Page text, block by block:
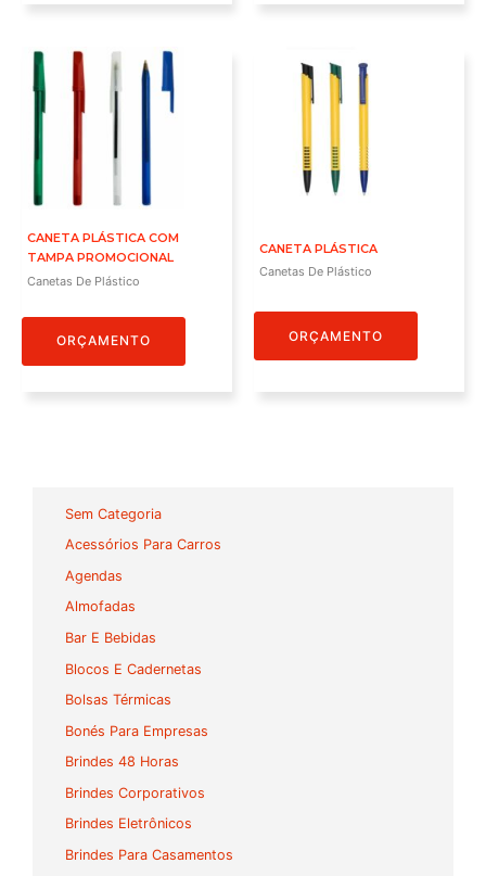
Sem Categoria
Acessórios Para Carros
Agendas
Almofadas
Bar E Bebidas
Blocos E Cadernetas
Bolsas Térmicas
Bonés Para Empresas
Brindes 48 Horas
Brindes Corporativos
Brindes Eletrônicos
Brindes Para Casamentos
CANETA PLÁSTICA COM
TAMPA PROMOCIONAL
Canetas De Plástico
ORÇAMENTO
CANETA PLÁSTICA
Canetas De Plástico
ORÇAMENTO